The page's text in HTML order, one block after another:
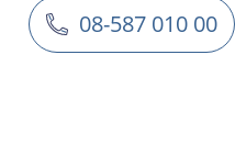
08-587 010 00